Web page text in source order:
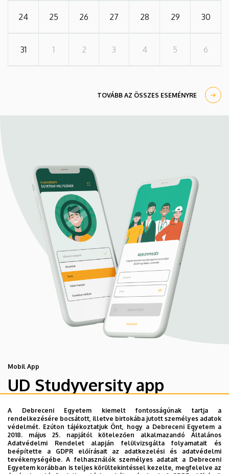
24 25 26 27 28 29 30
31 1 2 3 4 5 6
TOVÁBB AZ ÖSSZES ESEMÉNYRE
Mobil App
UD Studyversity app
Engedd meg, hogy figyelmedbe ajánljuk a Debreceni
Egyetem új applikációját, melyet hallgatói számára
készített. Az alkalmazás bevezetésével célunk, hogy
segítsünk eligazodni az egyetemi mindennapokban, a
tanulmányaiddal kapcsolatban gyorsan elérhető
A Debreceni Egyetem kiemelt fontosságúnak tartja a
rendelkezésére bocsátott, illetve birtokába jutott személyes adatok
védelmét. Ezúton tájékoztatjuk Önt, hogy a Debreceni Egyetem a
2018. május 25. napjától kötelezően alkalmazandó Általános
Adatvédelmi Rendelet alapján felülvizsgálta folyamatait és
beépítette a GDPR előírásait az adatkezelési és adatvédelmi
tevékenységébe. A felhasználók személyes adatait a Debreceni
Egyetem korábban is teljes körültekintéssel kezelte, megfelelve az